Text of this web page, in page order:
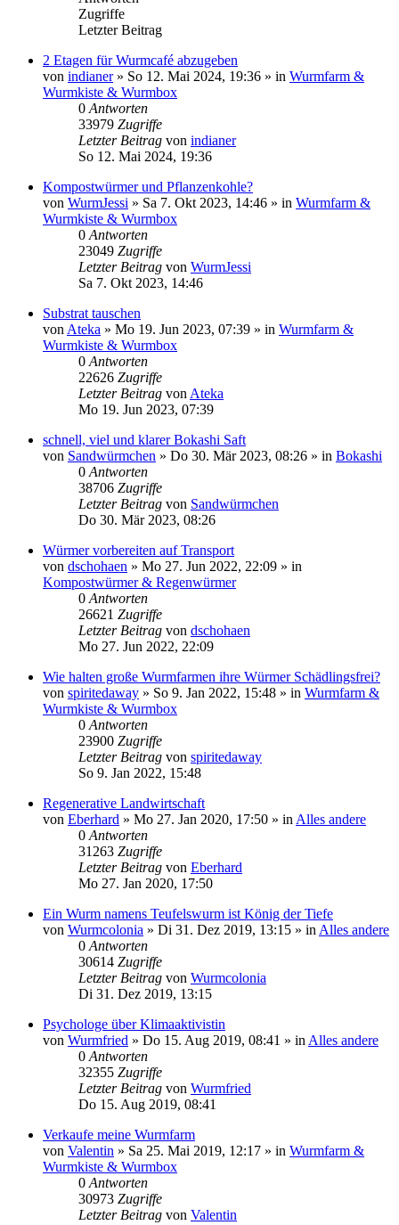
Zugriffe
Letzter Beitrag
2 Etagen für Wurmcafé abzugeben
von indianer» So 12. Mai 2024, 19:36 » in Wurmfarm &
Wurmkiste & Wurmbox
0 Antworten
33979 Zugriffe
Letzter Beitrag von indianer
So 12. Mai 2024, 19:36
Kompostwürmer und Pflanzenkohle?
von WurmJessi » Sa 7. Okt 2023, 14:46 » in Wurmfarm &
Wurmkiste & Wurmbox
0 Antworten
23049 Zugriffe
Letzter Beitrag von WurmJessi
Sa 7. Okt 2023, 14:46
Substrat tauschen
von Ateka » Mo 19. Jun 2023, 07:39 » in Wurmfarm &
Wurmkiste & Wurmbox
0 Antworten
22626 Zugriffe
Letzter Beitrag von Ateka
Mo 19. Jun 2023, 07:39
schnell, viel und klarer Bokashi Saft
von Sandwürmchen » Do 30. Mär 2023, 08:26 » in Bokashi
0 Antworten
38706 Zugriffe
Letzter Beitrag von Sandwürmchen
Do 30. Mär 2023, 08:26
Würmer vorbereiten auf Transport
von dschohaen » Mo 27. Jun 2022, 22:09 » in
Kompostwürmer & Regenwürmer
0 Antworten
26621 Zugriffe
Letzter Beitrag von dschohaen
Mo 27. Jun 2022, 22:09
Wie halten große Wurmfarmen ihre Würmer Schädlingsfrei?
von spiritedaway » So 9. Jan 2022, 15:48 » in Wurmfarm &
Wurmkiste & Wurmbox
0 Antworten
23900 Zugriffe
Letzter Beitrag von spiritedaway
So 9. Jan 2022, 15:48
Regenerative Landwirtschaft
von Eberhard » Mo 27. Jan 2020, 17:50 » in Alles andere
0 Antworten
31263 Zugriffe
Letzter Beitrag von Eberhard
Mo 27. Jan 2020, 17:50
Ein Wurm namens Teufelswurm ist König der Tiefe
von Wurmcolonia » Di 31. Dez 2019, 13:15 » in Alles andere
0 Antworten
30614 Zugriffe
Letzter Beitrag von Wurmcolonia
Di 31. Dez 2019, 13:15
Psychologe über Klimaaktivistin
von Wurmfried » Do 15. Aug 2019, 08:41 » in Alles andere
0 Antworten
32355 Zugriffe
Letzter Beitrag von Wurmfried
Do 15. Aug 2019, 08:41
Verkaufe meine Wurmfarm
von Valentin » Sa 25. Mai 2019, 12:17 » in Wurmfarm &
Wurmkiste & Wurmbox
0 Antworten
30973 Zugriffe
Letzter Beitrag von Valentin